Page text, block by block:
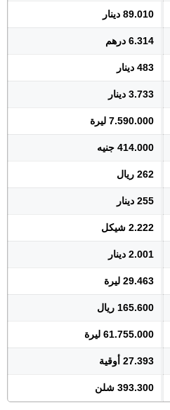
89.010 دينار
6.314 درهم
483 دينار
3.733 دينار
7.590.000 ليرة
414.000 جنيه
262 ريال
255 دينار
2.222 شيكل
2.001 دينار
29.463 ليرة
165.600 ريال
61.755.000 ليرة
27.393 أوقية
393.300 شلن